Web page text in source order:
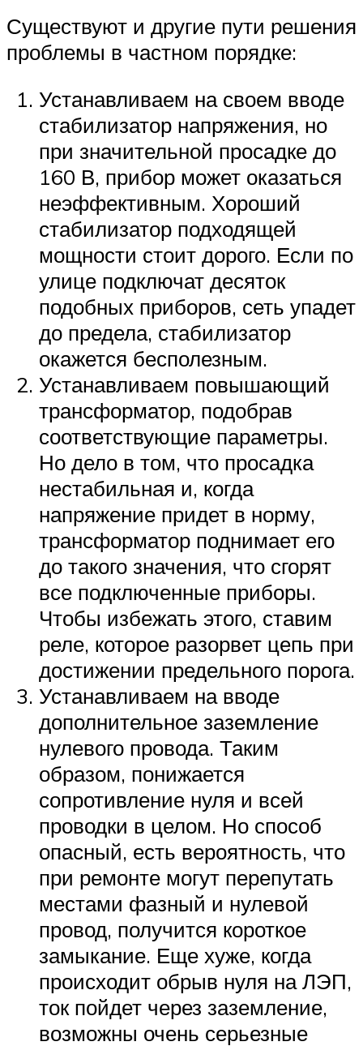
Существуют и другие пути решения
проблемы в частном порядке:
Устанавливаем на своем вводе
стабилизатор напряжения, но
при значительной просадке до
160 В, прибор может оказаться
неэффективным. Хороший
стабилизатор подходящей
мощности стоит дорого. Если по
улице подключат десяток
подобных приборов, сеть упадет
до предела, стабилизатор
окажется бесполезным.
Устанавливаем повышающий
трансформатор, подобрав
соответствующие параметры.
Но дело в том, что просадка
нестабильная и, когда
напряжение придет в норму,
трансформатор поднимает его
до такого значения, что сгорят
все подключенные приборы.
Чтобы избежать этого, ставим
реле, которое разорвет цепь при
достижении предельного порога.
Устанавливаем на вводе
дополнительное заземление
нулевого провода. Таким
образом, понижается
сопротивление нуля и всей
проводки в целом. Но способ
опасный, есть вероятность, что
при ремонте могут перепутать
местами фазный и нулевой
провод, получится короткое
замыкание. Еще хуже, когда
происходит обрыв нуля на ЛЭП,
ток пойдет через заземление,
возможны очень серьезные